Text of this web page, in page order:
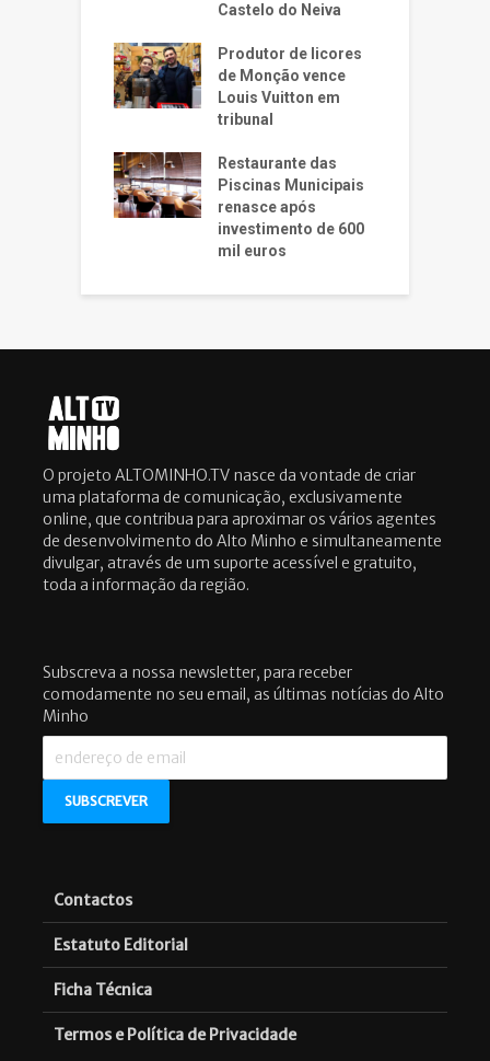
Castelo do Neiva
Produtor de licores
de Monção vence
Louis Vuitton em
tribunal
Restaurante das
Piscinas Municipais
renasce após
investimento de 600
mil euros
O projeto ALTOMINHO.TV nasce da vontade de criar
uma plataforma de comunicação, exclusivamente
online, que contribua para aproximar os vários agentes
de desenvolvimento do Alto Minho e simultaneamente
divulgar, através de um suporte acessível e gratuito,
toda a informação da região.
Subscreva a nossa newsletter, para receber
comodamente no seu email, as últimas notícias do Alto
Minho
Contactos
Estatuto Editorial
Ficha Técnica
Termos e Política de Privacidade